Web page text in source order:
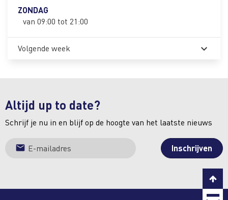
ZONDAG
van 09:00 tot 21:00
Volgende week expand_more
Altijd up to date?
Schrijf je nu in en blijf op de hoogte van het laatste nieuws